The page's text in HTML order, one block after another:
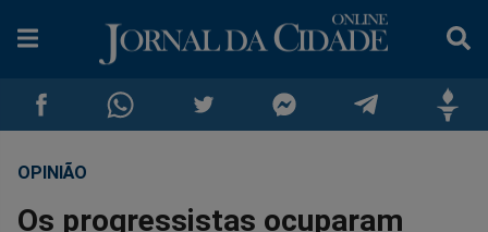
CompartilharCompartilhar
OPINIÃO
Os progressistas ocuparam